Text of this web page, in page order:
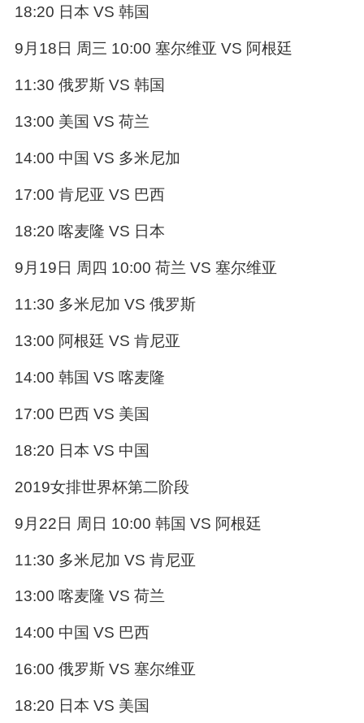
18:20 日本 VS 韩国
9月18日 周三 10:00 塞尔维亚 VS 阿根廷
11:30 俄罗斯 VS 韩国
13:00 美国 VS 荷兰
14:00 中国 VS 多米尼加
17:00 肯尼亚 VS 巴西
18:20 喀麦隆 VS 日本
9月19日 周四 10:00 荷兰 VS 塞尔维亚
11:30 多米尼加 VS 俄罗斯
13:00 阿根廷 VS 肯尼亚
14:00 韩国 VS 喀麦隆
17:00 巴西 VS 美国
18:20 日本 VS 中国
2019女排世界杯第二阶段
9月22日 周日 10:00 韩国 VS 阿根廷
11:30 多米尼加 VS 肯尼亚
13:00 喀麦隆 VS 荷兰
14:00 中国 VS 巴西
16:00 俄罗斯 VS 塞尔维亚
18:20 日本 VS 美国